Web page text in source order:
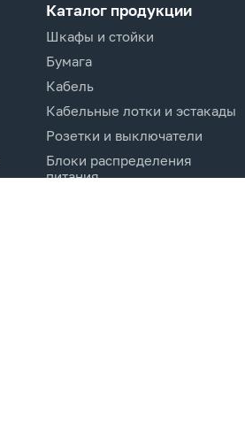
Каталог продукции
Шкафы и стойки
Бумага
Кабель
Кабельные лотки и эстакады
Розетки и выключатели
Блоки распределения
питания